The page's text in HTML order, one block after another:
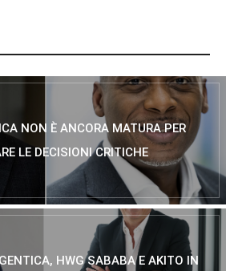
NON È ANCORA MATURA PER
LE DECISIONI CRITICHE
HWG SABABA E AKITO IN